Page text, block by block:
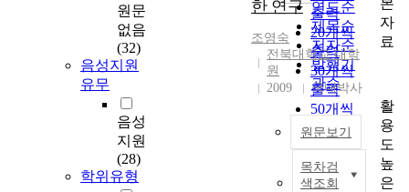
원문
없음
(32)
음성지원
유무
음성
지원
(28)
학위유형
연도순
제목순
저자순
발행기
관순
출력
20개씩
출력
30개씩
출력
50개씩
출력
100개씩
출력
한 연구
조영숙
전북대학교 대학
원
2009
국내박사
원문보기
목차검
색조회
본
자
료
활
용
도
높
은